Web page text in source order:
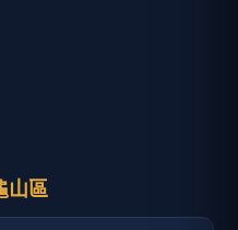
山區